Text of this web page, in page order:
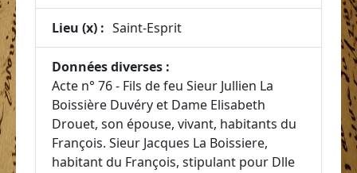
Lieu (x) : Saint-Esprit
Données diverses :
Acte n° 76 - Fils de feu Sieur Jullien La
Boissière Duvéry et Dame Elisabeth
Drouet, son épouse, vivant, habitants du
François. Sieur Jacques La Boissiere,
habitant du François, stipulant pour Dlle